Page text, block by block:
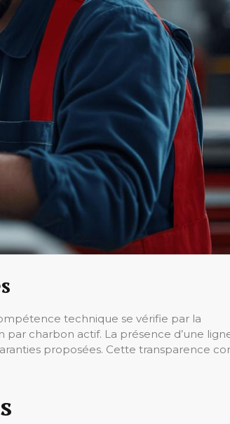
technique se vérifie par la
charbon actif. La présence d’une
proposées. Cette transparence